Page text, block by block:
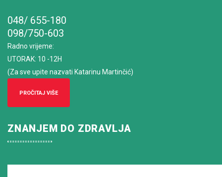
048/ 655-180
098/750-603
Radno vrijeme:
UTORAK: 10 -12H
(Za sve upite nazvati Katarinu Martinčić)
PROČITAJ VIŠE
ZNANJEM DO ZDRAVLJA